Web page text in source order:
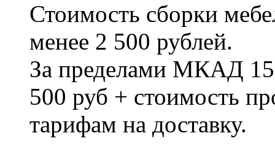
Стоимость сборки
менее 2 500 рублей.
За пределами МКАД
500 руб + стоимость
тарифам на доставку.